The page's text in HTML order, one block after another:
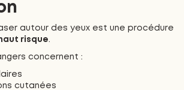
autour des yeux est une procédure
risque.
concernent :
cutanées